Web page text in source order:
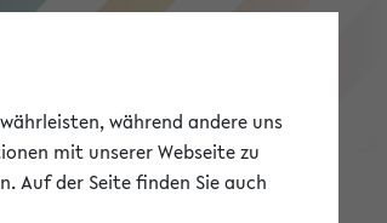
eKVV
während andere uns
mit unserer Webseite zu
Auf der Seite finden Sie auch